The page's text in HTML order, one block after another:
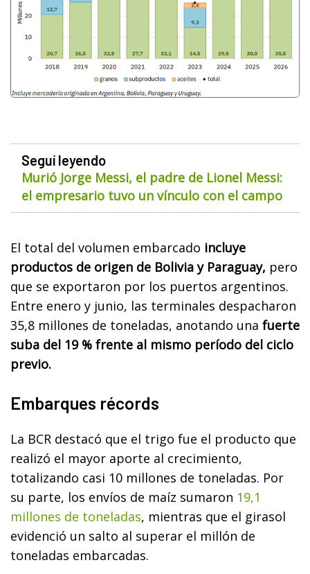
Seguí leyendo
Murió Jorge Messi, el padre de Lionel Messi:
el empresario tuvo un vínculo con el campo
El total del volumen embarcado incluye
productos de origen de Bolivia y Paraguay, pero
que se exportaron por los puertos argentinos.
Entre enero y junio, las terminales despacharon
35,8 millones de toneladas, anotando una fuerte
suba del 19 % frente al mismo período del ciclo
previo.
Embarques récords
La BCR destacó que el trigo fue el producto que
realizó el mayor aporte al crecimiento,
totalizando casi 10 millones de toneladas. Por
su parte, los envíos de maíz sumaron 19,1
millones de toneladas, mientras que el girasol
evidenció un salto al superar el millón de
toneladas embarcadas.